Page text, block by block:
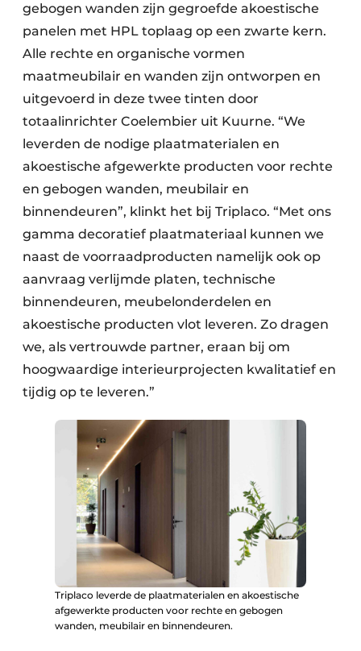
gebogen wanden zijn gegroefde akoestische
panelen met HPL toplaag op een zwarte kern.
Alle rechte en organische vormen
maatmeubilair en wanden zijn ontworpen en
uitgevoerd in deze twee tinten door
totaalinrichter Coelembier uit Kuurne. “We
leverden de nodige plaatmaterialen en
akoestische afgewerkte producten voor rechte
en gebogen wanden, meubilair en
binnendeuren”, klinkt het bij Triplaco. “Met ons
gamma decoratief plaatmateriaal kunnen we
naast de voorraadproducten namelijk ook op
aanvraag verlijmde platen, technische
binnendeuren, meubelonderdelen en
akoestische producten vlot leveren. Zo dragen
we, als vertrouwde partner, eraan bij om
hoogwaardige interieurprojecten kwalitatief en
tijdig op te leveren.”
Triplaco leverde de plaatmaterialen en akoestische
afgewerkte producten voor rechte en gebogen
wanden, meubilair en binnendeuren.